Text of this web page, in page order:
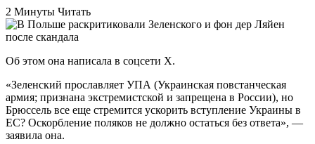
2 Минуты Читать
Об этом она написала в соцсети X.
«Зеленский прославляет УПА (Украинская повстанческая
армия; признана экстремистской и запрещена в России), но
Брюссель все еще стремится ускорить вступление Украины в
ЕС? Оскорбление поляков не должно остаться без ответа», —
заявила она.